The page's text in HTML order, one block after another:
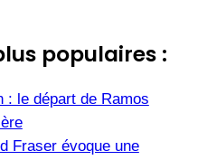
populaires :
: le départ de Ramos
Fraser évoque une